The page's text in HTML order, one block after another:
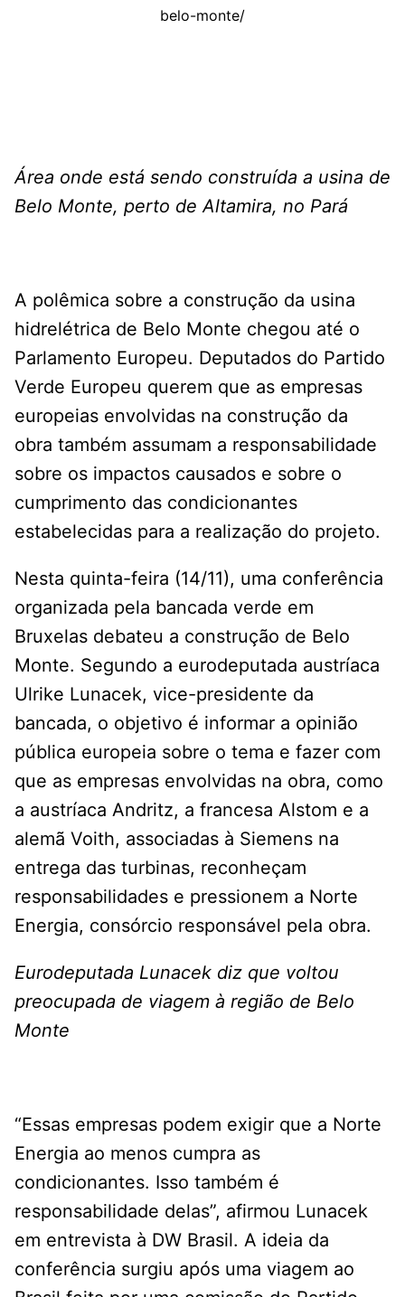
belo-monte/
Área onde está sendo construída a usina de
Belo Monte, perto de Altamira, no Pará
A polêmica sobre a construção da usina
hidrelétrica de Belo Monte chegou até o
Parlamento Europeu. Deputados do Partido
Verde Europeu querem que as empresas
europeias envolvidas na construção da
obra também assumam a responsabilidade
sobre os impactos causados e sobre o
cumprimento das condicionantes
estabelecidas para a realização do projeto.
Nesta quinta-feira (14/11), uma conferência
organizada pela bancada verde em
Bruxelas debateu a construção de Belo
Monte. Segundo a eurodeputada austríaca
Ulrike Lunacek, vice-presidente da
bancada, o objetivo é informar a opinião
pública europeia sobre o tema e fazer com
que as empresas envolvidas na obra, como
a austríaca Andritz, a francesa Alstom e a
alemã Voith, associadas à Siemens na
entrega das turbinas, reconheçam
responsabilidades e pressionem a Norte
Energia, consórcio responsável pela obra.
Eurodeputada Lunacek diz que voltou
preocupada de viagem à região de Belo
Monte
“Essas empresas podem exigir que a Norte
Energia ao menos cumpra as
condicionantes. Isso também é
responsabilidade delas”, afirmou Lunacek
em entrevista à DW Brasil. A ideia da
conferência surgiu após uma viagem ao